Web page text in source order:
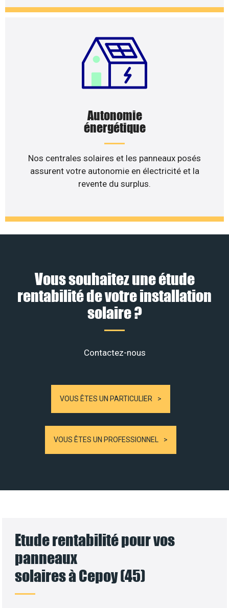
Autonomie
énergétique
Nos centrales solaires et les panneaux posés
assurent votre autonomie en électricité et la
revente du surplus.
Vous souhaitez une étude
rentabilité de votre installation
solaire ?
Contactez-nous
VOUS ÊTES UN PARTICULIER
VOUS ÊTES UN PROFESSIONNEL
Etude rentabilité pour vos
panneaux
solaires à Cepoy (45)